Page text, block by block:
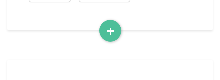
+
Read